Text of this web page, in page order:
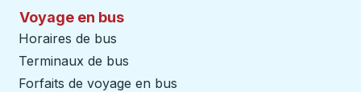
Voyage en bus
Horaires de bus
Terminaux de bus
Forfaits de voyage en bus